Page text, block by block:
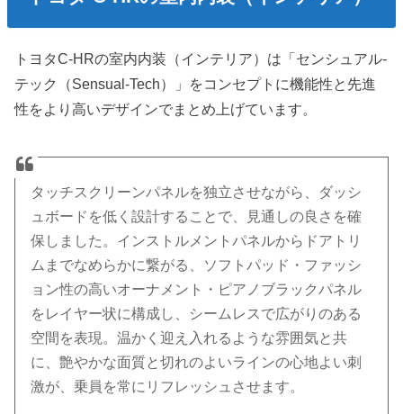
トヨタC-HRの室内内装（インテリア）は「センシュアル-
テック（Sensual-Tech）」をコンセプトに機能性と先進
性をより高いデザインでまとめ上げています。
タッチスクリーンパネルを独立させながら、ダッシ
ュボードを低く設計することで、見通しの良さを確
保しました。インストルメントパネルからドアトリ
ムまでなめらかに繋がる、ソフトパッド・ファッシ
ョン性の高いオーナメント・ピアノブラックパネル
をレイヤー状に構成し、シームレスで広がりのある
空間を表現。温かく迎え入れるような雰囲気と共
に、艶やかな面質と切れのよいラインの心地よい刺
激が、乗員を常にリフレッシュさせます。